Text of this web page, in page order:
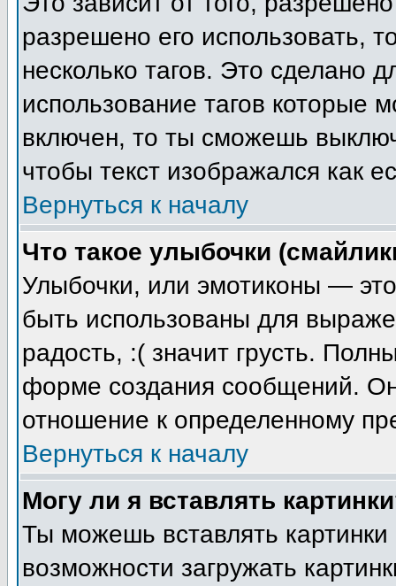
разрешено его использовать,
несколько тагов. Это сделано
использование тагов которые
включен, то ты сможешь
чтобы текст изображался как
Вернуться к началу
Что такое улыбочки
Улыбочки, или эмотиконы —
быть использованы для
радость, :( значит грусть.
форме создания сообщений.
отношение к определенному
Вернуться к началу
Могу ли я вставлять
Ты можешь вставлять
возможности загружать